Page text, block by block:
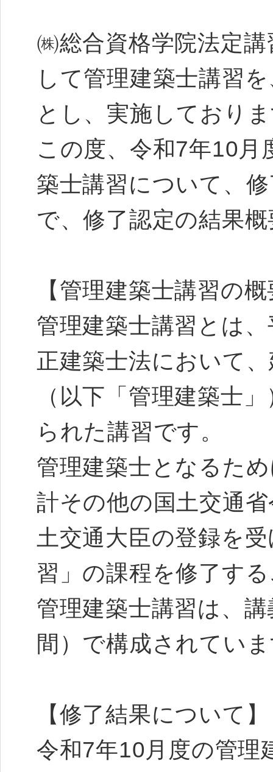
㈱総合資格学院法定
して管理建築士講習
とし、実施しており
この度、令和7年10
築士講習について、
で、修了認定の結果
【管理建築士講習の
管理建築士講習とは
正建築士法において
（以下「管理建築士
られた講習です。
管理建築士となるた
計その他の国土交通
土交通大臣の登録を
習」の課程を修了す
管理建築士講習は、
間）で構成されてい
【修了結果について】
令和7年10月度の管理